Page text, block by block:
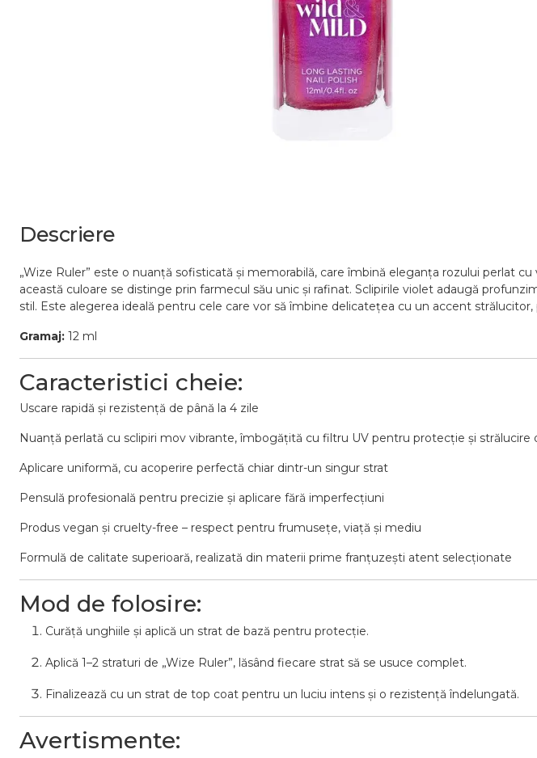
Descriere
„Wize Ruler” este o nuanță sofisticată și memorabilă, care îmbină eleganța rozului perlat
această culoare se distinge prin farmecul său unic și rafinat. Sclipirile violet adaugă
stil. Este alegerea ideală pentru cele care vor să îmbine delicatețea cu un accent
Gramaj: 12 ml
Caracteristici cheie:
Uscare rapidă și rezistență de până la 4 zile
Nuanță perlată cu sclipiri mov vibrante, îmbogățită cu filtru UV pentru protecție și strălucire
Aplicare uniformă, cu acoperire perfectă chiar dintr-un singur strat
Pensulă profesională pentru precizie și aplicare fără imperfecțiuni
Produs vegan și cruelty-free – respect pentru frumusețe, viață și mediu
Formulă de calitate superioară, realizată din materii prime franțuzești atent selecționate
Mod de folosire:
Curăță unghiile și aplică un strat de bază pentru protecție.
Aplică 1–2 straturi de „Wize Ruler”, lăsând fiecare strat să se usuce complet.
Finalizează cu un strat de top coat pentru un luciu intens și o rezistență îndelungată.
Avertismente: